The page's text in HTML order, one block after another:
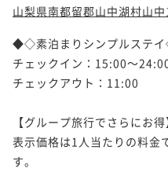
山梨県南都留郡山中湖村山
◆◇素泊まりシンプルステ
チェックイン：15:00～
チェックアウト：11:00
【グループ旅行でさらにお得
表示価格は1人当たりの料金
す。